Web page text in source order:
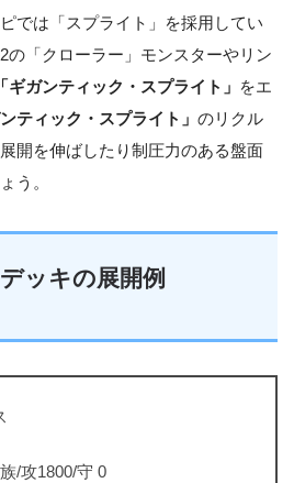
では「スプライト」を採用してい
の「クローラー」モンスターやリン
「ギガンティック・スプライト」 をエ
ンティック・スプライト」 のリクル
開を伸ばしたり制圧力のある盤面
う。
ッキの展開例
/攻1800/守 0